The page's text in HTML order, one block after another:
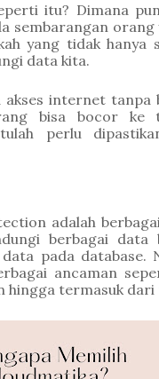
itu? Dimana
sembarangan orang
yang tidak hanya
data kita.
internet tanpa
bisa bocor ke
perlu
adalah
berbagai data
pada database.
ancaman
hingga termasuk